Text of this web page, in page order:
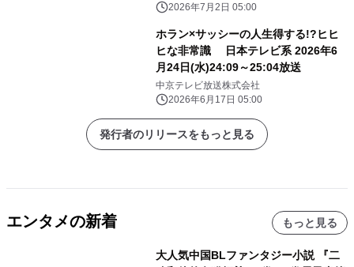
ーツトーク番組「あすりーと
話題”をキッカケに アスリートたちの
素顔を、とことん深掘り！
2026年7月2日 05:00
ホラン×サッシーの人生得する!?ヒヒ
ヒな非常識 日本テレビ系 2026年6
月24日(水)24:09～25:04放送
中京テレビ放送株式会社
2026年6月17日 05:00
発行者のリリースをもっと見る
エンタメの新着 もっと見る
大人気中国BLファンタジー小説 『二